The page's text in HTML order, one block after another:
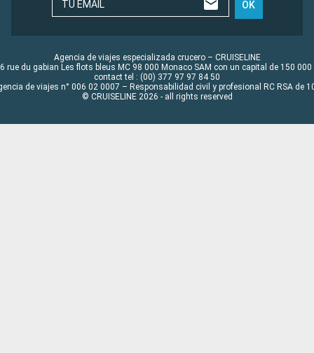
TU EMAIL OK
Agencia de viajes especializada crucero – CRUISELINE
rue du gabian Les flots bleus MC 98 000 Monaco SAM con un capital de 150 000
contact tel : (00) 377 97 97 84 50
de viajes n° 006 02 0007 – Responsabilidad civil y profesional RC RSA de
© CRUISELINE 2026 - all rights reserved